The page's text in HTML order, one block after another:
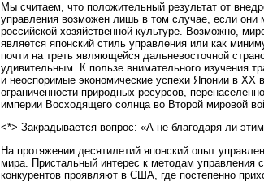
Мы считаем, что положительный результат от
управления возможен лишь в том случае, если они
российской хозяйственной культуре. Возможно,
является японский стиль управления или как
почти на треть являющейся дальневосточной
удивительным. К пользе внимательного изучения
и неоспоримые экономические успехи Японии в ХХ
ограниченности природных ресурсов,
империи Восходящего солнца во Второй мировой
<*> Закрадывается вопрос: «А не благодаря ли
На протяжении десятилетий японский опыт
мира. Пристальный интерес к методам управления
конкурентов проявляют в США, где постепенно